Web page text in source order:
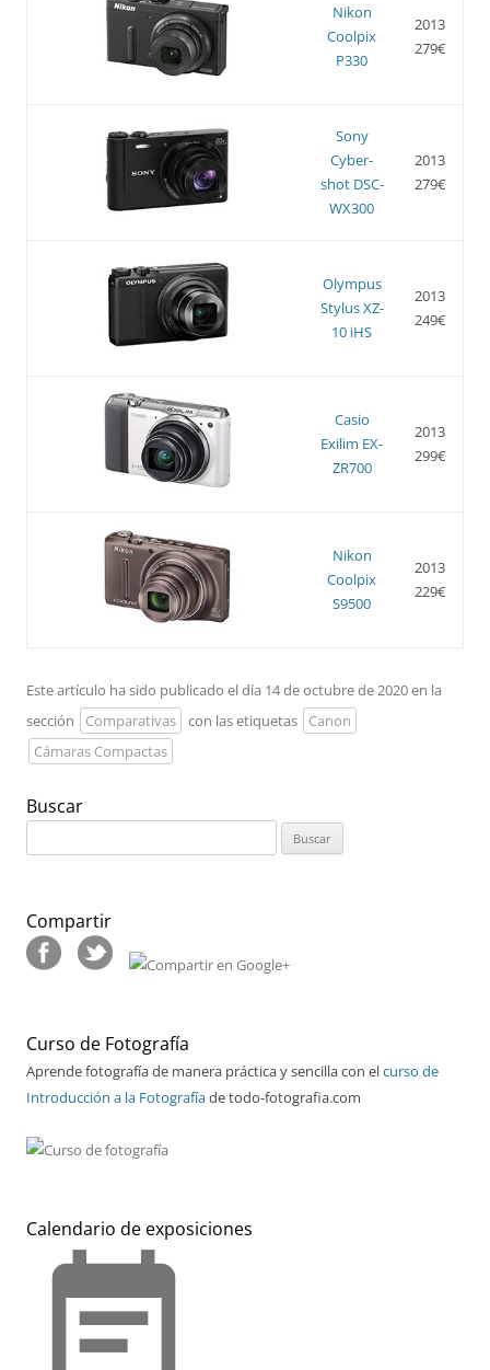
Nikon
Coolpix
P330
2013
279€
Sony
Cyber-
shot DSC-
WX300
2013
279€
Olympus
Stylus XZ-
10 iHS
2013
249€
Casio
Exilim EX-
ZR700
2013
299€
Nikon
Coolpix
S9500
2013
229€
Este artículo ha sido publicado el día 14 de octubre de 2020 en la
sección
Comparativas con las etiquetas
Canon
Cámaras Compactas
Buscar
Compartir
Curso de Fotografía
Aprende fotografía de manera práctica y sencilla con elcurso de
Introducción a la Fotografíade todo-fotografia.com
Calendario de exposiciones
event_note